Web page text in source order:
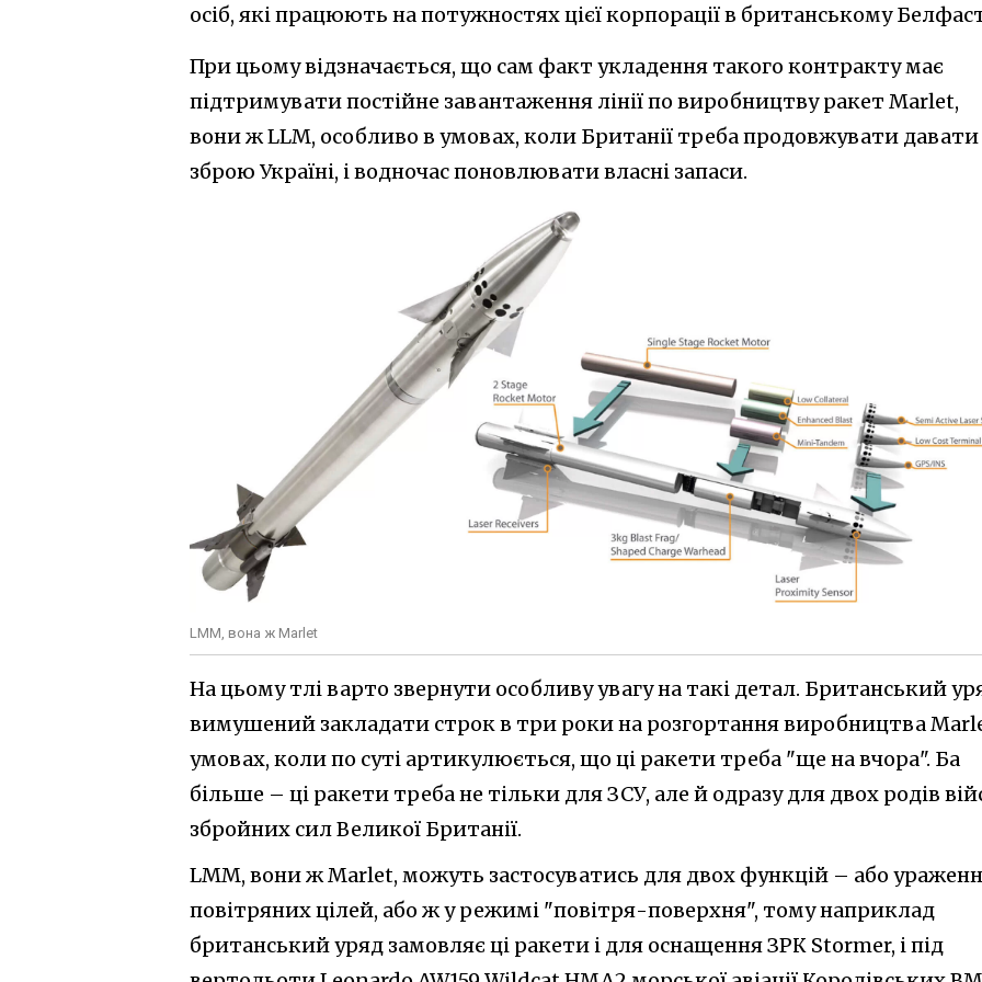
осіб, які працюють на потужностях цієї корпорації в британському
При цьому відзначається, що сам факт укладення такого контракту має
підтримувати постійне завантаження лінії по виробництву ракет Marlet,
вони ж LLM, особливо в умовах, коли Британії треба продовжувати давати
зброю Україні, і водночас поновлювати власні запаси.
LMM, вона ж Marlet
На цьому тлі варто звернути особливу увагу на такі детал. Британський
вимушений закладати строк в три роки на розгортання виробництва
умовах, коли по суті артикулюється, що ці ракети треба "ще на вчора". Ба
більше – ці ракети треба не тільки для ЗСУ, але й одразу для двох родів
збройних сил Великої Британії.
LMM, вони ж Marlet, можуть застосуватись для двох функцій – або
повітряних цілей, або ж у режимі "повітря-поверхня", тому наприклад
британський уряд замовляє ці ракети і для оснащення ЗРК Stormer, і під